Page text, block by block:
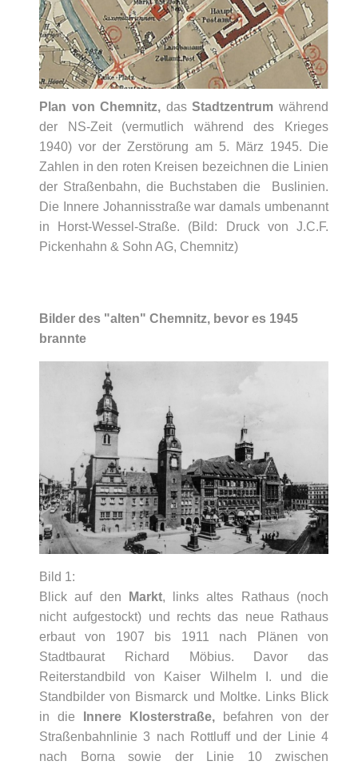
Plan von Chemnitz, dasStadtzentrum während
der NS-Zeit (vermutlich während des Krieges
1940) vor der Zerstörung am 5. März 1945. Die
Zahlen in den roten Kreisen bezeichnen die Linien
der Straßenbahn, die Buchstaben die Buslinien.
Die Innere Johannisstraße war damals umbenannt
in Horst-Wessel-Straße. (Bild: Druck von J.C.F.
Pickenhahn & Sohn AG, Chemnitz)
Bilder des "alten" Chemnitz, bevor es 1945
brannte
Bild 1:
Blick auf den
Markt, links altes Rathaus (noch
nicht aufgestockt) und rechts das neue Rathaus
erbaut von 1907 bis 1911 nach Plänen von
Stadtbaurat Richard Möbius. Davor das
Reiterstandbild von Kaiser Wilhelm I. und die
Standbilder von Bismarck und Moltke. Links Blick
in die
Innere Klosterstraße,
befahren von der
Straßenbahnlinie 3 nach Rottluff und der Linie 4
nach Borna sowie der Linie 10 zwischen